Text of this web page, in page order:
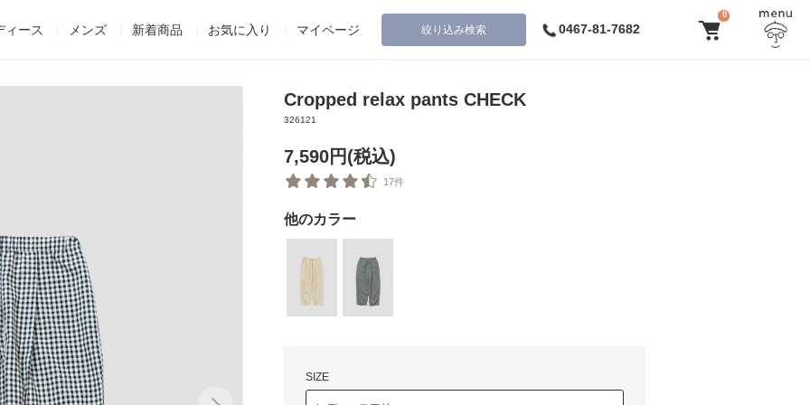
ィース メンズ 新着商品 お気に入り マイページ 絞り込み検索 0467-81-7682
0
Cropped relax pants CHECK
326121
7,590円(税込)
17件
他のカラー
SIZE